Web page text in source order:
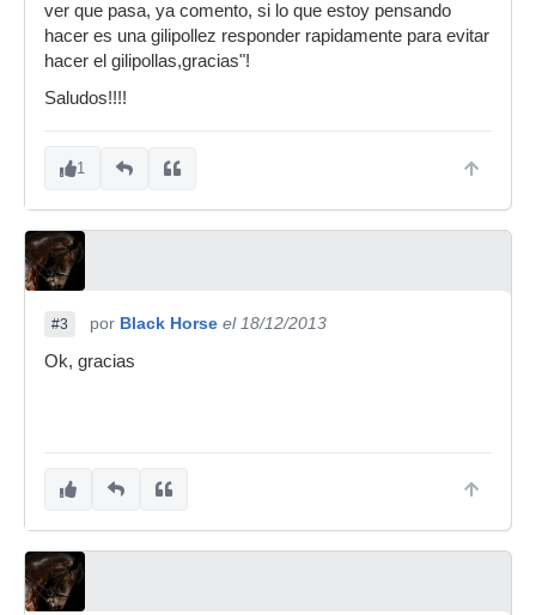
ver que pasa, ya comento, si lo que estoy pensando
hacer es una gilipollez responder rapidamente para evitar
hacer el gilipollas,gracias"!
Saludos!!!!
1
#3 por Black Horse el 18/12/2013
Ok, gracias